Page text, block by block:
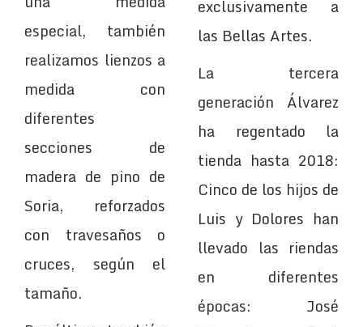
especial, también
realizamos lienzos a
medida con
diferentes
secciones de
madera de pino de
Soria, reforzados
con travesaños o
cruces, según el
tamaño.
exclusivamente a
las Bellas Artes.
La tercera
generación Álvarez
ha regentado la
tienda hasta 2018:
Cinco de los hijos de
Luis y Dolores han
llevado las riendas
en diferentes
épocas: José